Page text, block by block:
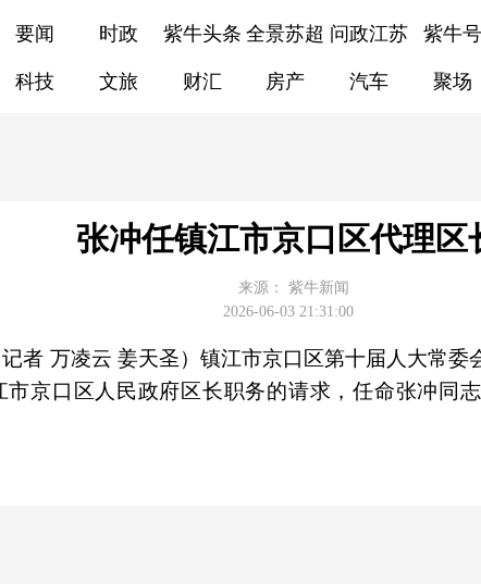
要闻 时政 紫牛头条 全景苏超 问政江苏 紫牛号
科技 文旅 财汇 房产 汽车 聚场
张冲任镇江市京口区代理区
来源：
紫牛新闻
2026-06-03 21:31:00
者 万凌云 姜天圣）镇江市京口区第十届人大常委
市京口区人民政府区长职务的请求，任命张冲同